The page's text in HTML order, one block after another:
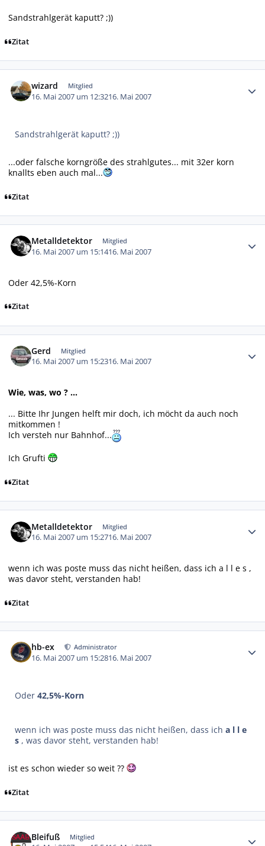
Sandstrahlgerät kaputt? ;))
Zitat
wizard Mitglied
16. Mai 2007 um 12:3216. Mai 2007
Sandstrahlgerät kaputt? ;))
...oder falsche korngröße des strahlgutes... mit 32er korn
knallts eben auch mal...
Zitat
Metalldetektor Mitglied
16. Mai 2007 um 15:1416. Mai 2007
Oder 42,5%-Korn
Zitat
Gerd Mitglied
16. Mai 2007 um 15:2316. Mai 2007
Wie, was, wo ? ...
... Bitte Ihr Jungen helft mir doch, ich möcht da auch noch
mitkommen !
Ich versteh nur Bahnhof...
Ich Grufti
Zitat
Metalldetektor Mitglied
16. Mai 2007 um 15:2716. Mai 2007
wenn ich was poste muss das nicht heißen, dass ich a l l e s ,
was davor steht, verstanden hab!
Zitat
hb-ex Administrator
16. Mai 2007 um 15:2816. Mai 2007
Oder42,5%-Korn
wenn ich was poste muss das nicht heißen, dass icha l l e
s , was davor steht, verstanden hab!
ist es schon wieder so weit ??
Zitat
Bleifuß Mitglied